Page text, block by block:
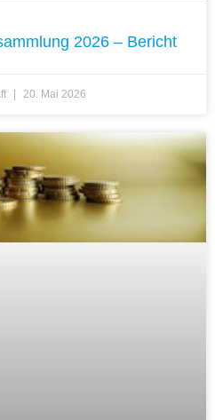
2026 – Bericht
20. Mai 2026